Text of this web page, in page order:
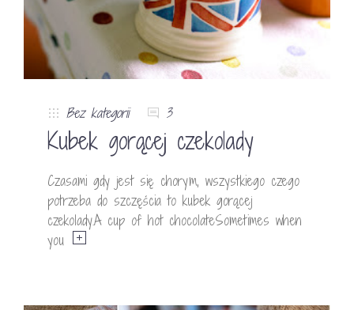
Bez kategorii 3
Kubek gorącej czekolady
Czasami gdy jest się chorym, wszystkiego czego
potrzeba do szczęścia to kubek gorącej
czekolady.A cup of hot chocolateSometimes when
you